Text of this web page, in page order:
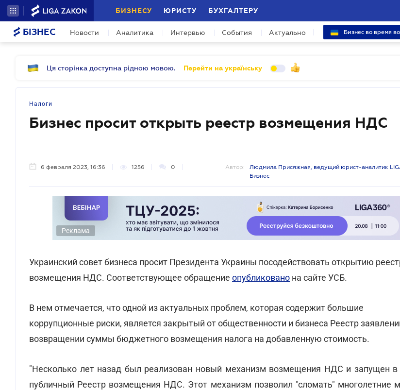
БИЗНЕСУ ЮРИСТУ БУХГАЛТЕРУ
БІЗНЕС Новости Аналитика Интервью События Актуально Бизнес во время
Ця сторінка доступна рідною мовою. Перейти на українську
Налоги
Бизнес просит открыть реестр возмещения НДС
6 февраля 2023, 16:36 1256 0 Автор:
Людмила Присяжная, ведущий юрист-аналитик
Бизнес
Реклама
Украинский совет бизнеса просит Президента Украины посодействовать открытию
возмещения НДС. Соответствующее обращение опубликовано на сайте УСБ.
В нем отмечается, что одной из актуальных проблем, которая содержит большие
коррупционные риски, является закрытый от общественности и бизнеса Реестр
возвращении суммы бюджетного возмещения налога на добавленную стоимость.
"Несколько лет назад был реализован новый механизм возмещения НДС и запущен в
публичный Реестр возмещения НДС. Этот механизм позволил "сломать" многолетние